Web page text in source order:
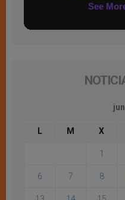
L M X
1
6 7 8